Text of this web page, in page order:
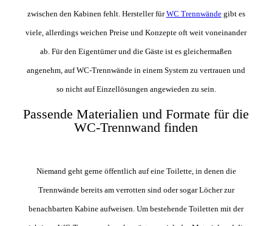
zwischen den Kabinen fehlt. Hersteller fürWC Trennwändegibt es
viele, allerdings weichen Preise und Konzepte oft weit voneinander
ab. Für den Eigentümer und die Gäste ist es gleichermaßen
angenehm, auf WC-Trennwände in einem System zu vertrauen und
so nicht auf Einzellösungen angewieden zu sein.
Passende Materialien und Formate für die
WC-Trennwand finden
Niemand geht gerne öffentlich auf eine Toilette, in denen die
Trennwände bereits am verrotten sind oder sogar Löcher zur
benachbarten Kabine aufweisen. Um bestehende Toiletten mit der